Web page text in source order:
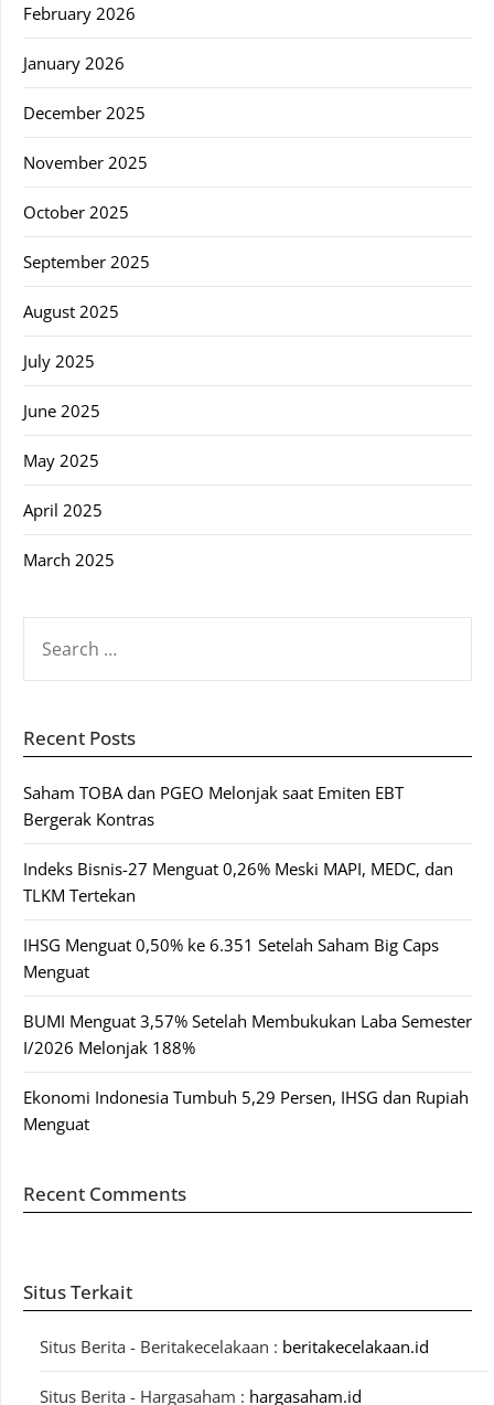
February 2026
January 2026
December 2025
November 2025
October 2025
September 2025
August 2025
July 2025
June 2025
May 2025
April 2025
March 2025
FOR:
Recent Posts
Saham TOBA dan PGEO Melonjak saat Emiten EBT
Bergerak Kontras
Indeks Bisnis-27 Menguat 0,26% Meski MAPI, MEDC, dan
TLKM Tertekan
IHSG Menguat 0,50% ke 6.351 Setelah Saham Big Caps
Menguat
BUMI Menguat 3,57% Setelah Membukukan Laba Semester
I/2026 Melonjak 188%
Ekonomi Indonesia Tumbuh 5,29 Persen, IHSG dan Rupiah
Menguat
Recent Comments
Situs Terkait
Situs Berita - Beritakecelakaan : beritakecelakaan.id
Situs Berita - Hargasaham : hargasaham.id